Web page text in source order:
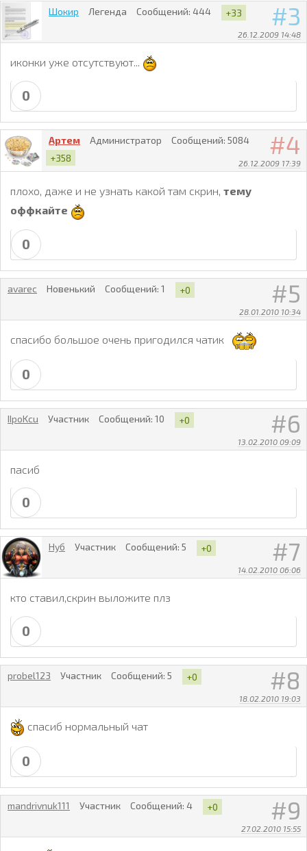
3
26.12.2009 14:48
Шокир Легенда Сообщений: 444 +33
иконки уже отсутствуют...
0
4
26.12.2009 17:39
Артем Администратор Сообщений: 5084
+358
плохо, даже и не узнать какой там скрин, тему
оффкайте
0
5
28.01.2010 10:34
avarec Новенький Сообщений: 1 +0
спасибо большое очень пригодился чатик
0
6
13.02.2010 09:09
IIpoKcu Участник Сообщений: 10 +0
пасиб
0
7
14.02.2010 06:06
Нуб Участник Сообщений: 5 +0
кто ставил,скрин выложите плз
0
8
18.02.2010 19:03
probel123 Участник Сообщений: 5 +0
спасиб нормальный чат
0
9
27.02.2010 15:55
mandrivnuk111 Участник Сообщений: 4 +0